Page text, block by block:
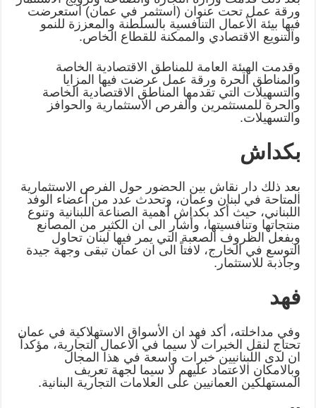
ورقة عمل تحت عنوان ‏‏(استثمر في عمان) استعرضت
فيها بيئة الأعمال التنافسية بالسلطنة والمعززة للنمو
‏والتنويع الاقتصادي والممكنة للقطاع الخاص‎.‎
وقدمت الهيئة العامة للمناطق الاقتصادية الخاصة
والمناطق الحرة ورقة عمل ‏عرضت فيها المزايا
والتسهيلات التي تقدمها المناطق الاقتصادية الخاصة
والحرة ‏للمستثمرين والفرص الاستثمارية والحوافز
والتسهيلات‎.‎
بكداش
بعد ذلك دار نقاش بين الحضور حول الفرص الاستثمارية
المتاحة في لبنان ‏وعمان، وتحدث عدد من أعضاء الوفد
اللبناني، حيث أكد بكداش أهمية الصناعة ‏اللبنانية وتنوع
منتجاتها وتنافسيتها، وأشار الى ان الكثير من المصانع
وبفعل ‏الظروف الصعبة التي يمر فيها لبنان تحاول
التوسع في الخارج، لافتاً الى ان عمان ‏تبقى وجهة جيدة
وجاذبة للاستثمار‎.‎
فهد
وفي مداخلته، أكد فهد ان الأسواق الاستهلاكية في عمان
تحتاج لنقل الخبرات لا ‏سيما في الاعمال التجارية، مؤكداً
ان لدى اللبنانيين خبرات واسعة في هذا المجال
‏وبالامكان الاعتماد عليهم لا سيما لجهة تعريف
المستهلكين العمانيين على العلامات ‏التجارية البنانية‎.‎